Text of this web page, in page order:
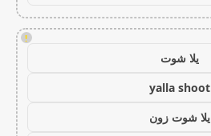
!
يلا شوت
yalla shoot
يلا شوت زون